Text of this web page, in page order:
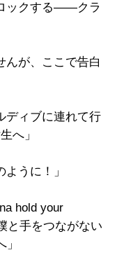
ックする――クラ
んが、ここで告白
ディブに連れて行
へ」
うに！」
hold your
と手をつながない